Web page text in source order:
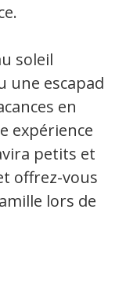
soleil
une escapade
en
expérience
petits et
offrez-vous
lors de